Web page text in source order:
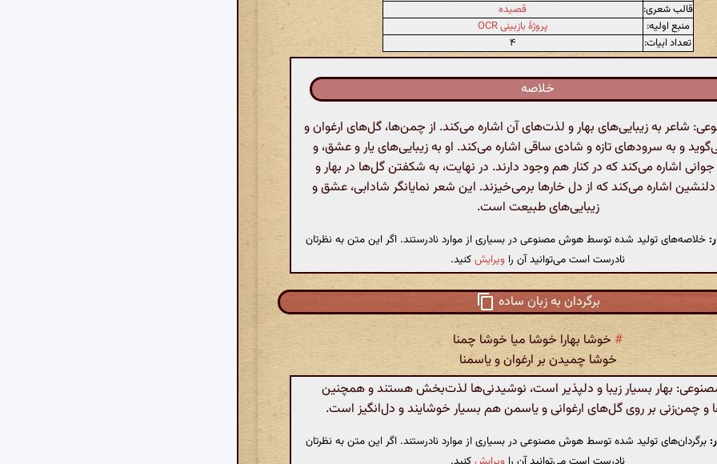
قالب شعری:
قصیده
منبع اولیه:
پروژهٔ بازبینی OCR
تعداد ابیات:
۴
خلاصه
شاعر به زیبایی‌های بهار و لذت‌های آن اشاره می‌کند. از چمن‌ها، گل‌های ارغوان و
و به سرودهای تازه و شادی ساقی اشاره می‌کند. او به زیبایی‌های یار و عشق، و
اشاره می‌کند که در کنار هم وجود دارند. در نهایت، به شکفتن گل‌ها در بهار و
اشاره می‌کند که از دل خارها برمی‌خیزند. این شعر نمایانگر شادابی، عشق و
زیبایی‌های طبیعت است.
خلاصه‌های تولید شده توسط هوش مصنوعی در بسیاری از موارد نادرستند. اگر این متن به نظرتان
نادرست است می‌توانید آن را ویرایشکنید.
برگردان به زبان ساده
# خوشا بهارا خوشا میا خوشا چمنا
خوشا چمیدن بر ارغوان و یاسمنا
بهار بسیار زیبا و دلپذیر است، نوشیدنی‌ها لذت‌بخش هستند و همچنین
چمن‌زنی بر روی گل‌های ارغوانی و یاسمن هم بسیار خوشایند و دل‌انگیز است.
برگردان‌های تولید شده توسط هوش مصنوعی در بسیاری از موارد نادرستند. اگر این متن به نظرتان